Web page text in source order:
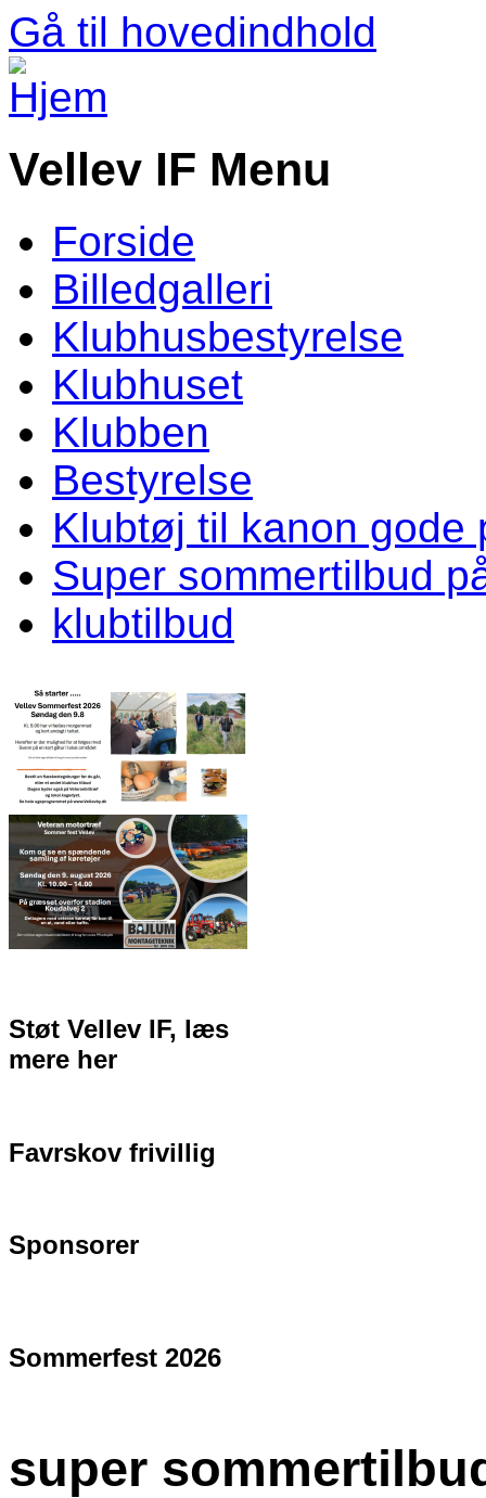
Gå til hovedindhold
Vellev IF Menu
Forside
Billedgalleri
Klubhusbestyrelse
Klubhuset
Klubben
Bestyrelse
Klubtøj til kanon gode
Super sommertilbud
klubtilbud
Støt Vellev IF, læs
mere her
Favrskov frivillig
Sponsorer
Sommerfest 2026
super